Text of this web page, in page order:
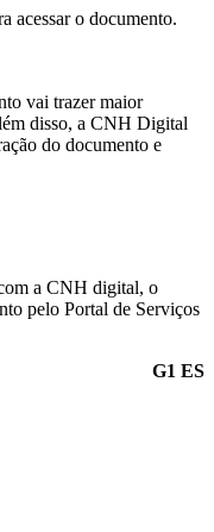
acessar o documento.
vai trazer maior
disso, a CNH Digital
do documento e
a CNH digital, o
pelo Portal de Serviços
G1 ES